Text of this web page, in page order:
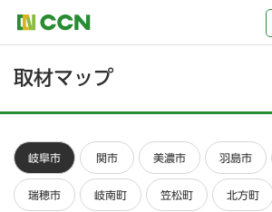
取材マップ
岐阜市 関市 美濃市 羽島市
瑞穂市 岐南町 笠松町 北方町